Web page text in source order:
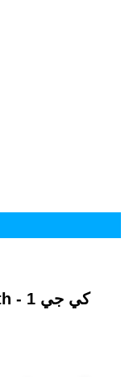
كي جي 1 - Math - الترم الأول - فيديوهات